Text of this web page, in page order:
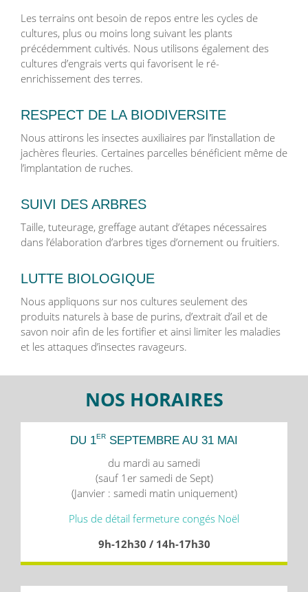
Les terrains ont besoin de repos entre les cycles de
cultures, plus ou moins long suivant les plants
précédemment cultivés. Nous utilisons également des
cultures d’engrais verts qui favorisent le ré-
enrichissement des terres.
RESPECT DE LA BIODIVERSITE
Nous attirons les insectes auxiliaires par l’installation de
jachères fleuries. Certaines parcelles bénéficient même de
l’implantation de ruches.
SUIVI DES ARBRES
Taille, tuteurage, greffage autant d’étapes nécessaires
dans l’élaboration d’arbres tiges d’ornement ou fruitiers.
LUTTE BIOLOGIQUE
Nous appliquons sur nos cultures seulement des
produits naturels à base de purins, d’extrait d’ail et de
savon noir afin de les fortifier et ainsi limiter les maladies
et les attaques d’insectes ravageurs.
NOS HORAIRES
DU 1ER SEPTEMBRE AU 31 MAI
du mardi au samedi
(sauf 1er samedi de Sept)
(Janvier : samedi matin uniquement)
Plus de détail fermeture congés Noël
9h-12h30 / 14h-17h30